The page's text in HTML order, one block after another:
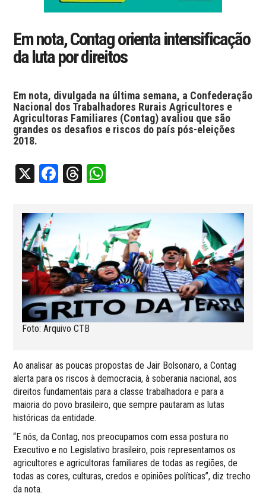
Em nota, Contag orienta intensificação
da luta por direitos
Em nota, divulgada na última semana, a Confederação
Nacional dos Trabalhadores Rurais Agricultores e
Agricultoras Familiares (Contag) avaliou que são
grandes os desafios e riscos do país pós-eleições
2018.
X Facebook
Threads
Foto: Arquivo CTB
Ao analisar as poucas propostas de Jair Bolsonaro, a Contag
alerta para os riscos à democracia, à soberania nacional, aos
direitos fundamentais para a classe trabalhadora e para a
maioria do povo brasileiro, que sempre pautaram as lutas
históricas da entidade.
“E nós, da Contag, nos preocupamos com essa postura no
Executivo e no Legislativo brasileiro, pois representamos os
agricultores e agricultoras familiares de todas as regiões, de
todas as cores, culturas, credos e opiniões políticas”, diz trecho
da nota.